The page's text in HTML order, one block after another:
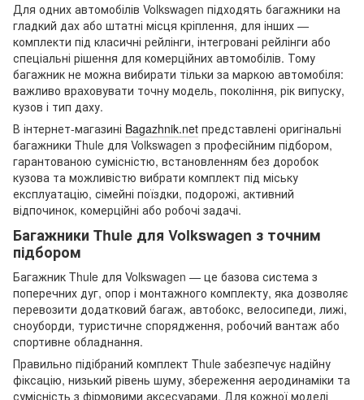
Для одних автомобілів Volkswagen підходять багажники на
гладкий дах або штатні місця кріплення, для інших —
комплекти під класичні рейлінги, інтегровані рейлінги або
спеціальні рішення для комерційних автомобілів. Тому
багажник не можна вибирати тільки за маркою автомобіля:
важливо враховувати точну модель, покоління, рік випуску,
кузов і тип даху.
В інтернет-магазині Bagazhnik.net представлені оригінальні
багажники Thule для Volkswagen з професійним підбором,
гарантованою сумісністю, встановленням без доробок
кузова та можливістю вибрати комплект під міську
експлуатацію, сімейні поїздки, подорожі, активний
відпочинок, комерційні або робочі задачі.
Багажники Thule для Volkswagen з точним
підбором
Багажник Thule для Volkswagen — це базова система з
поперечних дуг, опор і монтажного комплекту, яка дозволяє
перевозити додатковий багаж, автобокс, велосипеди, лижі,
сноуборди, туристичне спорядження, робочий вантаж або
спортивне обладнання.
Правильно підібраний комплект Thule забезпечує надійну
фіксацію, низький рівень шуму, збереження аеродинаміки та
сумісність з фірмовими аксесуарами. Для кожної моделі